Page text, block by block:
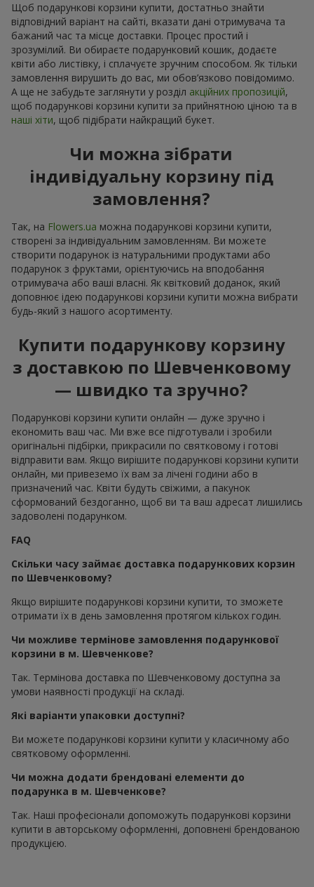
Щоб подарункові корзини купити, достатньо знайти
відповідний варіант на сайті, вказати дані отримувача та
бажаний час та місце доставки. Процес простий і
зрозумілий. Ви обираєте подарунковий кошик, додаєте
квіти або листівку, і сплачуєте зручним способом. Як тільки
замовлення вирушить до вас, ми обов’язково повідомимо.
А ще не забудьте заглянути у розділ акційних пропозицій,
щоб подарункові корзини купити за прийнятною ціною та в
наші хіти, щоб підібрати найкращий букет.
Чи можна зібрати
індивідуальну корзину під
замовлення?
Так, на Flowers.ua можна подарункові корзини купити,
створені за індивідуальним замовленням. Ви можете
створити подарунок із натуральними продуктами або
подарунок з фруктами, орієнтуючись на вподобання
отримувача або ваші власні. Як квітковий доданок, який
доповнює ідею подарункові корзини купити можна вибрати
будь-який з нашого асортименту.
Купити подарункову корзину
з доставкою по Шевченковому
— швидко та зручно?
Подарункові корзини купити онлайн — дуже зручно і
економить ваш час. Ми вже все підготували і зробили
оригінальні підбірки, прикрасили по святковому і готові
відправити вам. Якщо вирішите подарункові корзини купити
онлайн, ми привеземо їх вам за лічені години або в
призначений час. Квіти будуть свіжими, а пакунок
сформований бездоганно, щоб ви та ваш адресат лишились
задоволені подарунком.
FAQ
Скільки часу займає доставка подарункових корзин
по Шевченковому?
Якщо вирішите подарункові корзини купити, то зможете
отримати їх в день замовлення протягом кількох годин.
Чи можливе термінове замовлення подарункової
корзини в м. Шевченкове?
Так. Термінова доставка по Шевченковому доступна за
умови наявності продукції на складі.
Які варіанти упаковки доступні?
Ви можете подарункові корзини купити у класичному або
святковому оформленні.
Чи можна додати брендовані елементи до
подарунка в м. Шевченкове?
Так. Наші професіонали допоможуть подарункові корзини
купити в авторському оформленні, доповнені брендованою
продукцією.